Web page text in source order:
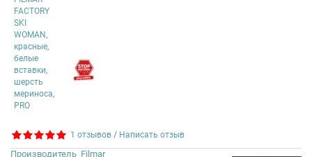
1 отзывов / Написать отзыв
Производитель Filmar